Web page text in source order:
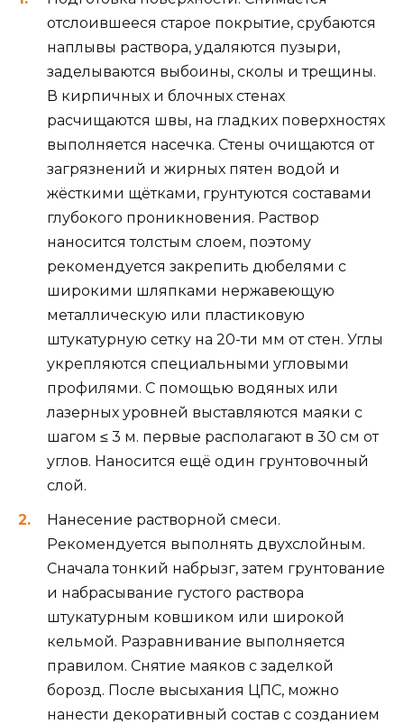
отслоившееся старое покрытие, срубаются
наплывы раствора, удаляются пузыри,
заделываются выбоины, сколы и трещины.
В кирпичных и блочных стенах
расчищаются швы, на гладких поверхностях
выполняется насечка. Стены очищаются от
загрязнений и жирных пятен водой и
жёсткими щётками, грунтуются составами
глубокого проникновения. Раствор
наносится толстым слоем, поэтому
рекомендуется закрепить дюбелями с
широкими шляпками нержавеющую
металлическую или пластиковую
штукатурную сетку на 20-ти мм от стен. Углы
укрепляются специальными угловыми
профилями. С помощью водяных или
лазерных уровней выставляются маяки с
шагом ≤ 3 м. первые располагают в 30 см от
углов. Наносится ещё один грунтовочный
слой.
Нанесение растворной смеси.
Рекомендуется выполнять двухслойным.
Сначала тонкий набрызг, затем грунтование
и набрасывание густого раствора
штукатурным ковшиком или широкой
кельмой. Разравнивание выполняется
правилом. Снятие маяков с заделкой
борозд. После высыхания ЦПС, можно
нанести декоративный состав с созданием